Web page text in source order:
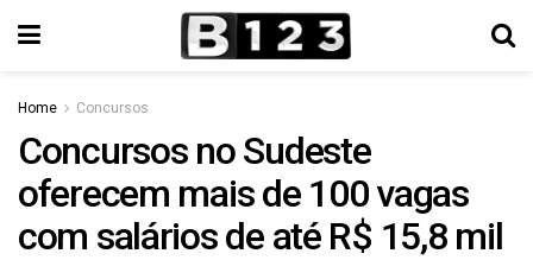
Home Concursos
Concursos no Sudeste
oferecem mais de 100 vagas
com salários de até R$ 15,8 mil